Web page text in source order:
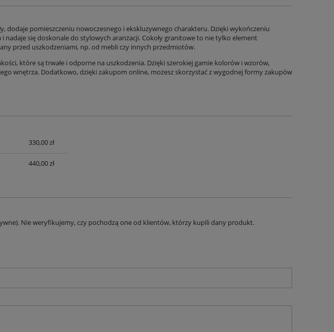
dodaje pomieszczeniu nowoczesnego i ekskluzywnego charakteru. Dzięki wykończeniu
i nadaje się doskonale do stylowych aranżacji. Cokoły granitowe to nie tylko element
przed uszkodzeniami, np. od mebli czy innych przedmiotów.
które są trwałe i odporne na uszkodzenia. Dzięki szerokiej gamie kolorów i wzorów,
wnętrza. Dodatkowo, dzięki zakupom online, możesz skorzystać z wygodnej formy zakupów
330,00 zł
440,00 zł
Nie weryfikujemy, czy pochodzą one od klientów, którzy kupili dany produkt.